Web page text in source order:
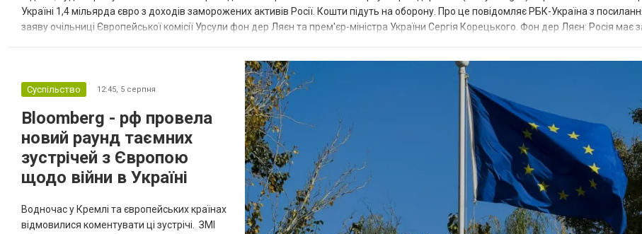
Україні 1,4 мільярда євро з доходів заморожених активів Росії. Кошти підуть на оборону. Про це повідомляє РБК-Україна з
заяву очільниці Європейської комісії Урсули фон дер Ляєн та прем'єр-міністра України Сергія Корецького. Фон дер Ляєн: Росія має
Суспільство 12:45, 5 серпня
Bloomberg - рф провела
новий раунд таємних
зустрічей з Європою
щодо війни в Україні
Водночас у Кремлі та європейських країнах
відмовилися коментувати ці зустрічі. ЗМІ